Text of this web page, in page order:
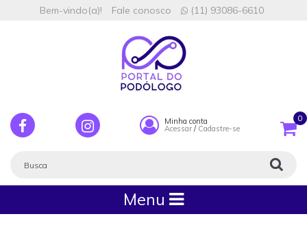
Bem-vindo(a)! Fale conosco (11) 93086-6610
Minha conta
Acessar / Cadastre-se
0
Menu